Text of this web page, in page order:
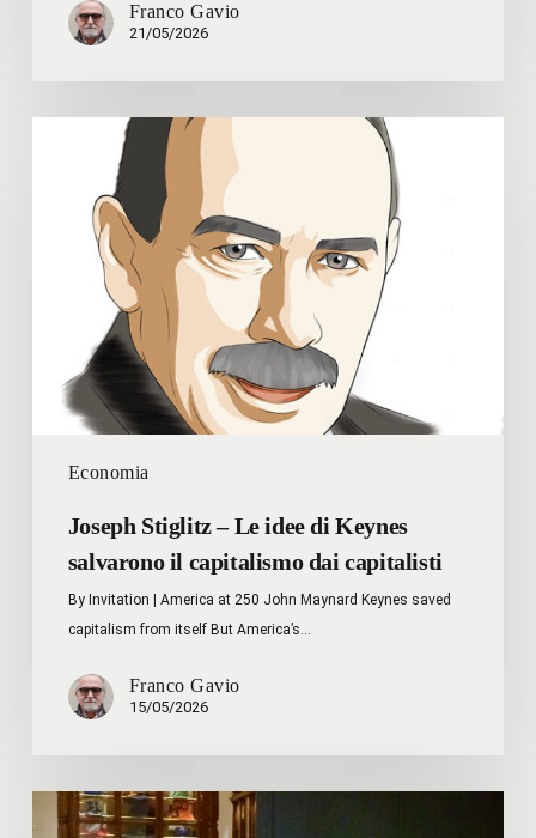
Franco Gavio
21/05/2026
Economia
salvarono
capitalismo
Joseph Stiglitz – Le idee di Keynes
salvarono il capitalismo dai capitalisti
By Invitation | America at 250 John Maynard Keynes saved
capitalism from itself But America’s…
Franco Gavio
15/05/2026
L’iniziativa